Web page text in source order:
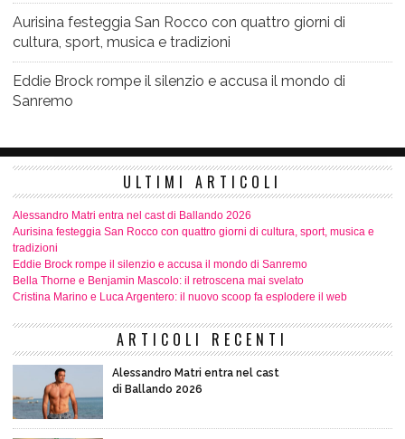
Aurisina festeggia San Rocco con quattro giorni di
cultura, sport, musica e tradizioni
Eddie Brock rompe il silenzio e accusa il mondo di
Sanremo
ULTIMI ARTICOLI
Alessandro Matri entra nel cast di Ballando 2026
Aurisina festeggia San Rocco con quattro giorni di cultura, sport, musica e
tradizioni
Eddie Brock rompe il silenzio e accusa il mondo di Sanremo
Bella Thorne e Benjamin Mascolo: il retroscena mai svelato
Cristina Marino e Luca Argentero: il nuovo scoop fa esplodere il web
ARTICOLI RECENTI
Alessandro Matri entra nel cast
di Ballando 2026